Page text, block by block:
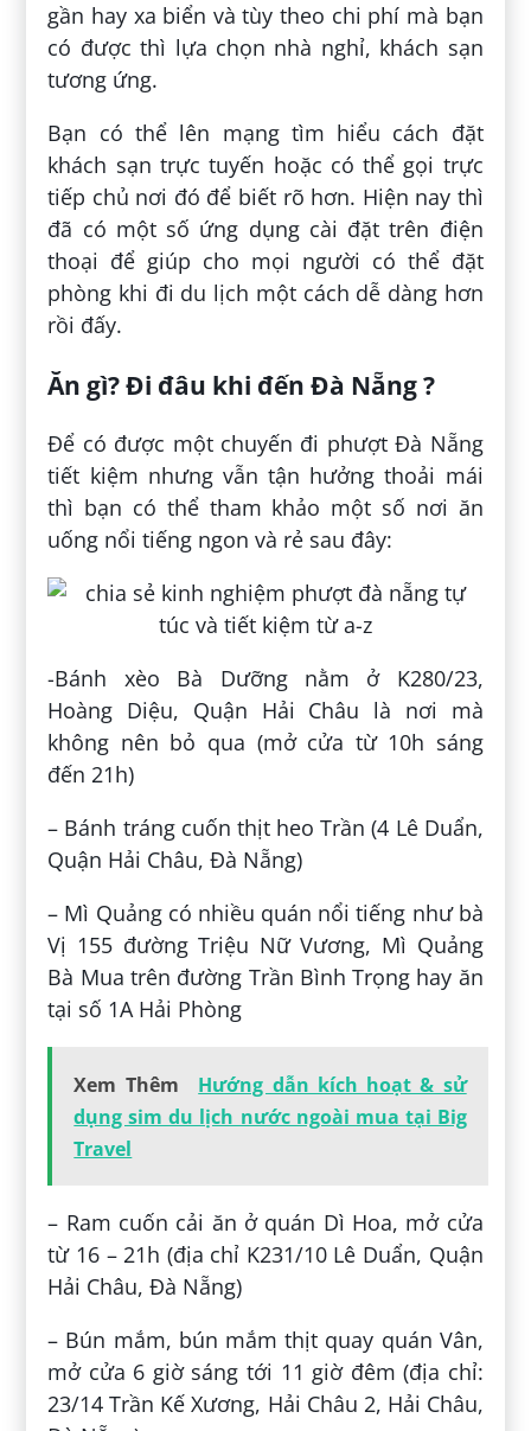
gần hay xa biển và tùy theo chi phí mà bạn
có được thì lựa chọn nhà nghỉ, khách sạn
tương ứng.
Bạn có thể lên mạng tìm hiểu cách đặt
khách sạn trực tuyến hoặc có thể gọi trực
tiếp chủ nơi đó để biết rõ hơn. Hiện nay thì
đã có một số ứng dụng cài đặt trên điện
thoại để giúp cho mọi người có thể đặt
phòng khi đi du lịch một cách dễ dàng hơn
rồi đấy.
Ăn gì? Đi đâu khi đến Đà Nẵng ?
Để có được một chuyến đi phượt Đà Nẵng
tiết kiệm nhưng vẫn tận hưởng thoải mái
thì bạn có thể tham khảo một số nơi ăn
uống nổi tiếng ngon và rẻ sau đây:
-Bánh xèo Bà Dưỡng nằm ở K280/23,
Hoàng Diệu, Quận Hải Châu là nơi mà
không nên bỏ qua (mở cửa từ 10h sáng
đến 21h)
– Bánh tráng cuốn thịt heo Trần (4 Lê Duẩn,
Quận Hải Châu, Đà Nẵng)
– Mì Quảng có nhiều quán nổi tiếng như bà
Vị 155 đường Triệu Nữ Vương, Mì Quảng
Bà Mua trên đường Trần Bình Trọng hay ăn
tại số 1A Hải Phòng
Xem Thêm
Hướng dẫn kích hoạt & sử
dụng sim du lịch nước ngoài mua tại Big
Travel
– Ram cuốn cải ăn ở quán Dì Hoa, mở cửa
từ 16 – 21h (địa chỉ K231/10 Lê Duẩn, Quận
Hải Châu, Đà Nẵng)
– Bún mắm, bún mắm thịt quay quán Vân,
mở cửa 6 giờ sáng tới 11 giờ đêm (địa chỉ:
23/14 Trần Kế Xương, Hải Châu 2, Hải Châu,